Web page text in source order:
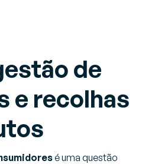
de
e recolhas
é uma questão